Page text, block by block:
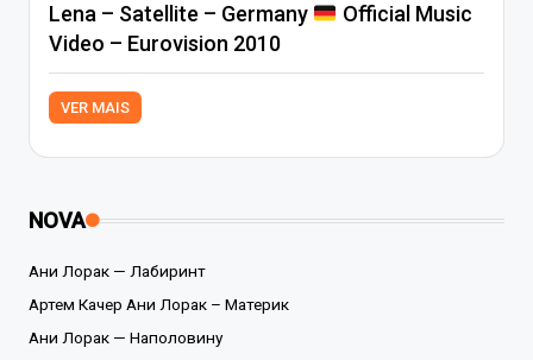
Lena – Satellite – Germany
Official Music
Video – Eurovision 2010
VER MAIS
NOVA
Ани Лорак — Лабиринт
Артем Качер Ани Лорак – Материк
Ани Лорак — Наполовину